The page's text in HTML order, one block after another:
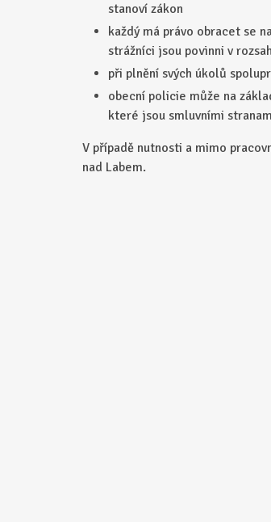
stanoví zákon
každý má právo obracet se
strážníci jsou povinni v
při plnění svých úkolů
obecní policie může na
které jsou smluvními
V případě nutnosti a mimo
nad Labem.